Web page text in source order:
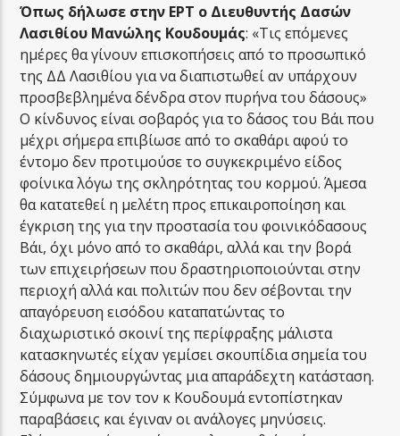
Όπως δήλωσε στην ΕΡΤ ο Διευθυντής Δασών
Λασιθίου Μανώλης Κουδουμάς: «Τις επόμενες
ημέρες θα γίνουν επισκοπήσεις από το προσωπικό
της ΔΔ Λασιθίου για να διαπιστωθεί αν υπάρχουν
προσβεβλημένα δένδρα στον πυρήνα του δάσους»
Ο κίνδυνος είναι σοβαρός για το δάσος του Βάι που
μέχρι σήμερα επιβίωσε από το σκαθάρι αφού το
έντομο δεν προτιμούσε το συγκεκριμένο είδος
φοίνικα λόγω της σκληρότητας του κορμού. Άμεσα
θα κατατεθεί η μελέτη προς επικαιροποίηση και
έγκριση της για την προστασία του φοινικόδασους
Βάι, όχι μόνο από το σκαθάρι, αλλά και την βορά
των επιχειρήσεων που δραστηριοποιούνται στην
περιοχή αλλά και πολιτών που δεν σέβονται την
απαγόρευση εισόδου καταπατώντας το
διαχωριστικό σκοινί της περίφραξης μάλιστα
κατασκηνωτές είχαν γεμίσει σκουπίδια σημεία του
δάσους δημιουργώντας μια απαράδεχτη κατάσταση.
Σύμφωνα με τον τον κ Κουδουμά εντοπίστηκαν
παραβάσεις και έγιναν οι ανάλογες μηνύσεις.